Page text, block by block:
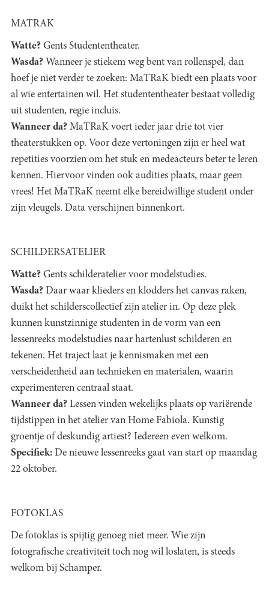
MATRAK
Watte? Gents Studententheater.
Wasda? Wanneer je stiekem weg bent van rollenspel, dan
hoef je niet verder te zoeken: MaTRaK biedt een plaats voor
al wie entertainen wil. Het studententheater bestaat volledig
uit studenten, regie incluis.
Wanneer da? MaTRaK voert ieder jaar drie tot vier
theaterstukken op. Voor deze vertoningen zijn er heel wat
repetities voorzien om het stuk en medeacteurs beter te leren
kennen. Hiervoor vinden ook audities plaats, maar geen
vrees! Het MaTRaK neemt elke bereidwillige student onder
zijn vleugels. Data verschijnen binnenkort.
SCHILDERSATELIER
Watte? Gents schilderatelier voor modelstudies.
Wasda? Daar waar klieders en klodders het canvas raken,
duikt het schilderscollectief zijn atelier in. Op deze plek
kunnen kunstzinnige studenten in de vorm van een
lessenreeks modelstudies naar hartenlust schilderen en
tekenen. Het traject laat je kennismaken met een
verscheidenheid aan technieken en materialen, waarin
experimenteren centraal staat.
Wanneer da? Lessen vinden wekelijks plaats op variërende
tijdstippen in het atelier van Home Fabiola. Kunstig
groentje of deskundig artiest? Iedereen even welkom.
Specifiek: De nieuwe lessenreeks gaat van start op maandag
22 oktober.
FOTOKLAS
De fotoklas is spijtig genoeg niet meer. Wie zijn
fotografische creativiteit toch nog wil loslaten, is steeds
welkom bij Schamper.